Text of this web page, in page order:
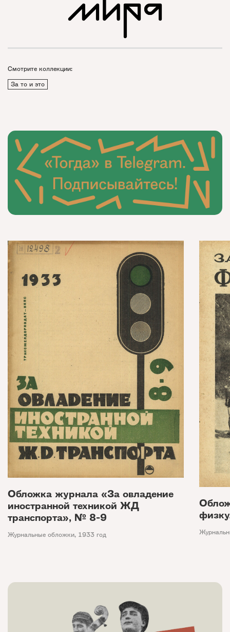
Смотрите коллекции:
За то и это
Обложка журнала «За овладение
иностранной техникой ЖД
транспорта», № 8-9
Журнальные обложки, 1933 год